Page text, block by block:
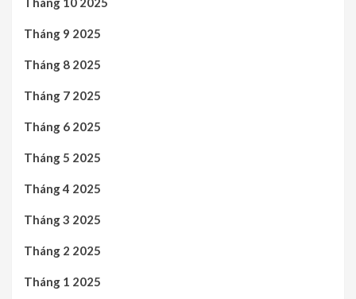
Tháng 9 2025
Tháng 8 2025
Tháng 7 2025
Tháng 6 2025
Tháng 5 2025
Tháng 4 2025
Tháng 3 2025
Tháng 2 2025
Tháng 1 2025